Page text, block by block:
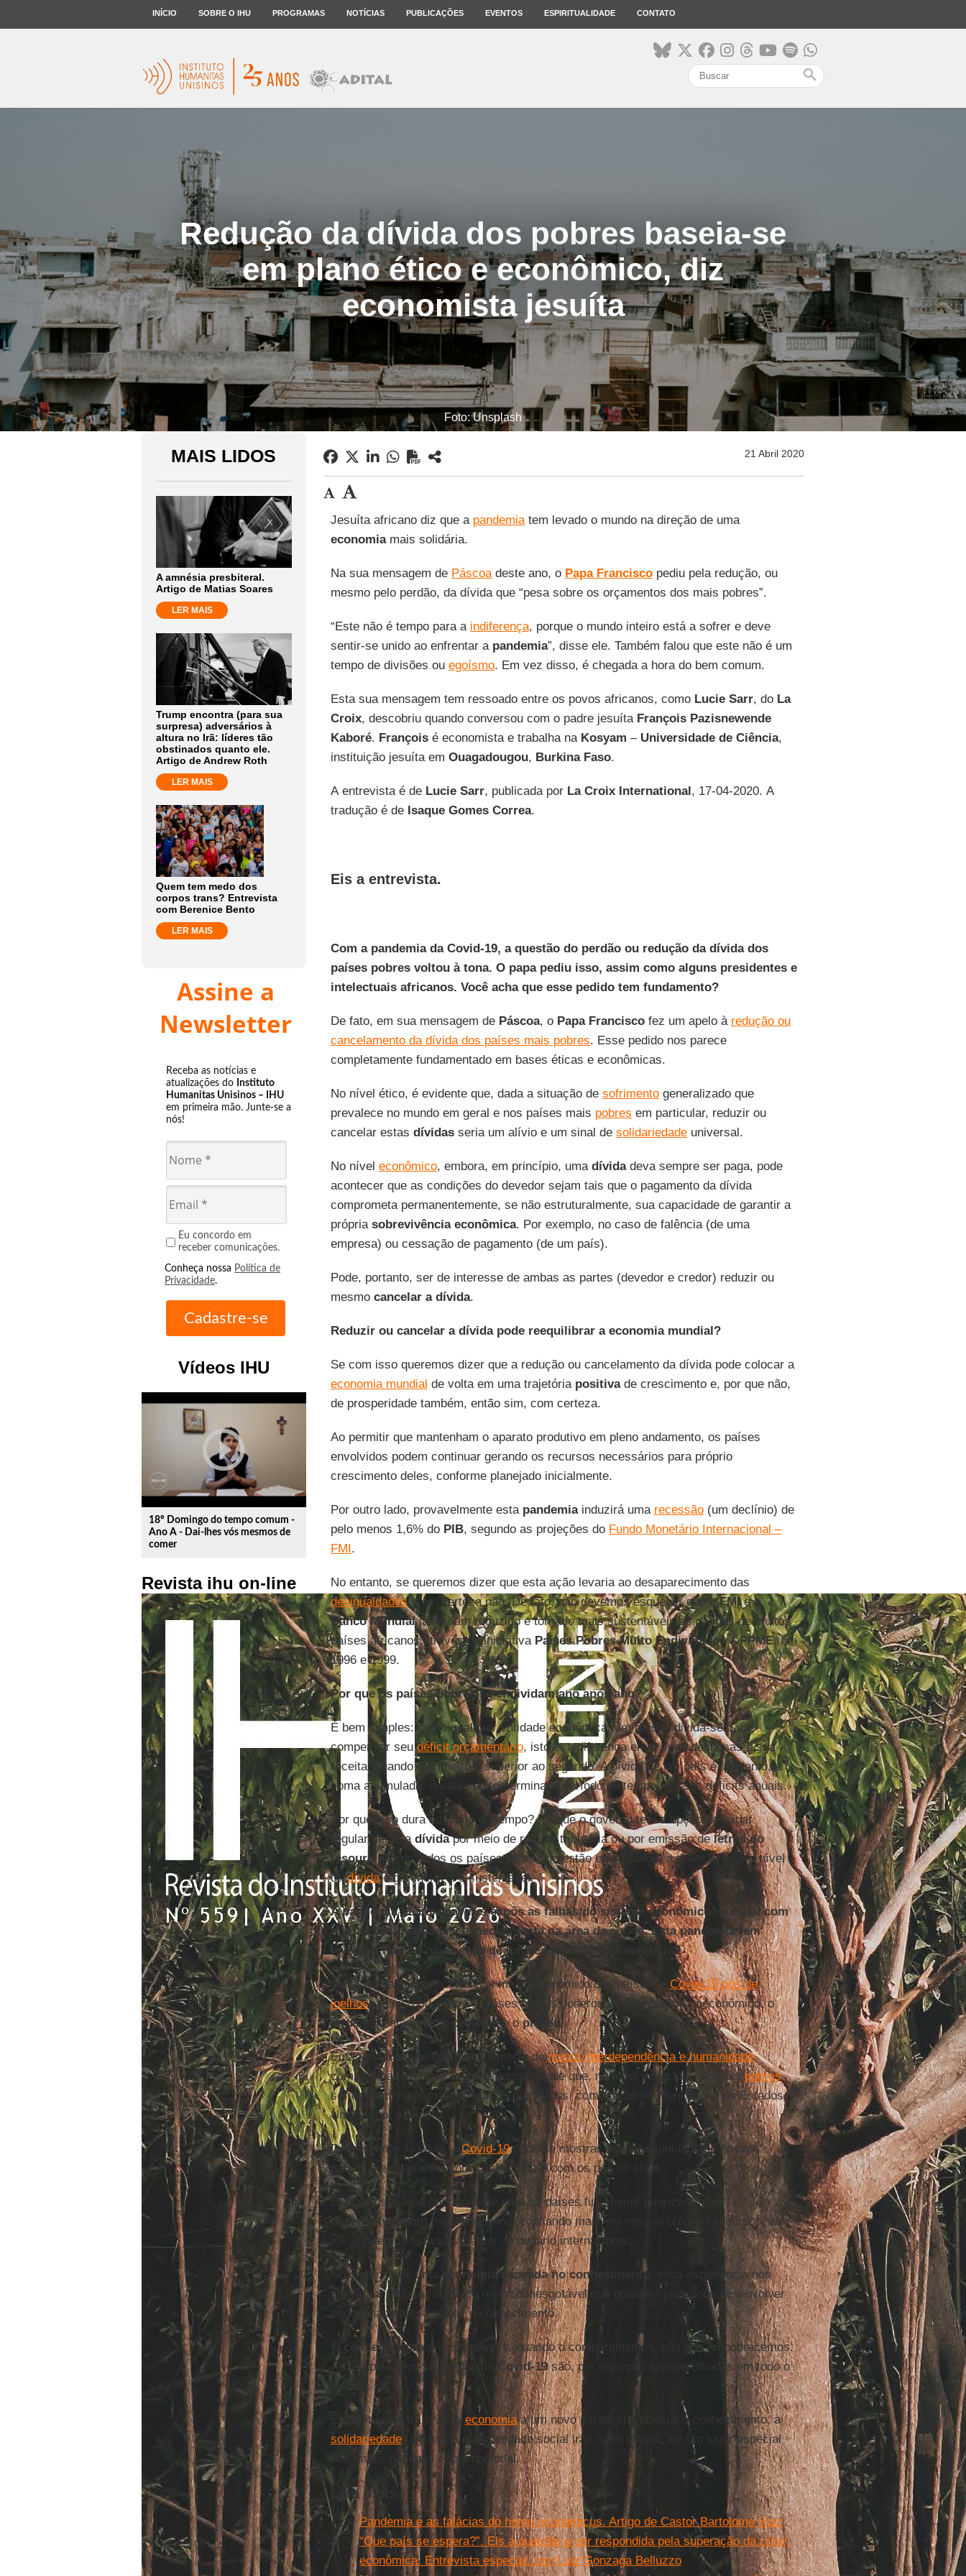
INÍCIO SOBRE O IHU PROGRAMAS NOTÍCIAS PUBLICAÇÕES EVENTOS ESPIRITUALIDADE CONTATO
search
Redução da dívida dos pobres baseia-se
em plano ético e econômico, diz
economista jesuíta
Foto: Unsplash
MAIS LIDOS
A amnésia presbiteral.
Artigo de Matias Soares
LER MAIS
Trump encontra (para sua
surpresa) adversários à
altura no Irã: líderes tão
obstinados quanto ele.
Artigo de Andrew Roth
LER MAIS
Quem tem medo dos
corpos trans? Entrevista
com Berenice Bento
LER MAIS
Assine a
Newsletter
Receba as notícias e
atualizações do Instituto
Humanitas Unisinos – IHU
em primeira mão. Junte-se a
nós!
Eu concordo em
receber comunicações.
Conheça nossa Política de
Privacidade.
Vídeos IHU
play_circle_outline
18º Domingo do tempo comum -
Ano A - Dai-lhes vós mesmos de
comer
Revista ihu on-line
21 Abril 2020
Jesuíta africano diz que a pandemiatem levado o mundo na direção de uma
economiamais solidária.
Na sua mensagem de Páscoadeste ano, o Papa Franciscopediu pela redução, ou
mesmo pelo perdão, da dívida que “pesa sobre os orçamentos dos mais pobres”.
“Este não é tempo para a indiferença, porque o mundo inteiro está a sofrer e deve
sentir-se unido ao enfrentar a pandemia”, disse ele. Também falou que este não é um
tempo de divisões ou egoísmo. Em vez disso, é chegada a hora do bem comum.
Esta sua mensagem tem ressoado entre os povos africanos, como Lucie Sarr, do La
Croix, descobriu quando conversou com o padre jesuíta François Pazisnewende
Kaboré. Françoisé economista e trabalha na Kosyam – Universidade de Ciência,
instituição jesuíta em Ouagadougou, Burkina Faso.
A entrevista é de Lucie Sarr, publicada por La Croix International, 17-04-2020. A
tradução é de Isaque Gomes Correa.
Eis a entrevista.
Com a pandemia da Covid-19, a questão do perdão ou redução da dívida dos
países pobres voltou à tona. O papa pediu isso, assim como alguns presidentes e
intelectuais africanos. Você acha que esse pedido tem fundamento?
De fato, em sua mensagem de Páscoa, o Papa Franciscofez um apelo à redução ou
cancelamento da dívida dos países mais pobres. Esse pedido nos parece
completamente fundamentado em bases éticas e econômicas.
No nível ético, é evidente que, dada a situação de sofrimentogeneralizado que
prevalece no mundo em geral e nos países mais pobres em particular, reduzir ou
cancelar estas dívidasseria um alívio e um sinal de solidariedadeuniversal.
No nível econômico, embora, em princípio, uma dívidadeva sempre ser paga, pode
acontecer que as condições do devedor sejam tais que o pagamento da dívida
comprometa permanentemente, se não estruturalmente, sua capacidade de garantir a
própria sobrevivência econômica. Por exemplo, no caso de falência (de uma
empresa) ou cessação de pagamento (de um país).
Pode, portanto, ser de interesse de ambas as partes (devedor e credor) reduzir ou
mesmo cancelar a dívida.
Reduzir ou cancelar a dívida pode reequilibrar a economia mundial?
Se com isso queremos dizer que a redução ou cancelamento da dívida pode colocar a
economia mundial de volta em uma trajetória positivade crescimento e, por que não,
de prosperidade também, então sim, com certeza.
Ao permitir que mantenham o aparato produtivo em pleno andamento, os países
envolvidos podem continuar gerando os recursos necessários para próprio
crescimento deles, conforme planejado inicialmente.
Por outro lado, provavelmente esta pandemiainduzirá uma recessão(um declínio) de
pelo menos 1,6% do PIB, segundo as projeções do Fundo Monetário Internacional –
FMI.
No entanto, se queremos dizer que esta ação levaria ao desaparecimento das
desigualdades, com certeza não. De fato, não devemos esquecer que oFMIe o
Banco Mundialjá haviam reduzido e tornado mais sustentáveis as dívidas de muitos
países africanos através da iniciativa Países Pobres Muito Endividados – PPME, em
1996 e 1999.
Por que os países pobres se endividam ano após ano?
É bem simples: como qualquer entidade econômica, um país endivida-se para
compensar seudéficit orçamentário, isto é, a diferença entre suas despesas e sua
receita, quando o primeiro é superior ao segundo. A dívida de um país é, portanto, a
soma acumulada, durante um determinado período de tempo, desses déficits anuais.
Por que isso dura ao longo do tempo? Porque o governo tem a opção de pagar
regularmente a dívidapor meio de receita tributária ou por emissão deletras do
tesouro. Como todos os países do mundo estão endividados, a questão é se o nível
dadívidaé gerenciável e sustentável.
A pandemia de coronavírus expôs as falhas do sistema econômico mundial com
muitas desigualdades, especialmente na área da saúde. Esta pandemia tem
levado o mundo na direção de uma economia mais solidária?
Muito provavelmente. No nível macroeconômico dos países, a Covid-19 pôs de
joelhospaíses poderosos e países menos poderosos. No nível microeconômico, o
vírusestá atacando o príncipee oplebeu.
Então, ovírusveio para nos lembrar denossa interdependência e humanidade
compartilhadas. No entanto, é bem verdade que, no nível individual, os maispobres
sofrem e morrem mais do que os mais ricos, como os afro-americanos nos Estados
Unidos, por exemplo.
Desse ponto de vista, aCovid-19pode se mostrar uma oportunidade se nossos
países a enfrentarem com criatividade e com os pés no chão.
Ela pode ser uma oportunidade para os países finalmente priorizarem um
desenvolvimento
mais endógeno, confiando mais em nossos próprios recursos, ao
mesmo tempo estando abertos ao cenário internacional.
No contexto de umaeconomia baseada no conhecimento
, essa experiência nos
convida a recorrer ao único recurso inesgotável que qualquer país pode desenvolver
endogenamente, a saber, o conhecimento.
conhecimentoé inesgotável e, quando o compartilhamos, não nos empobrecemos.
As terapias bem-sucedidas da Covid-19são, por exemplo, compartilhadas em todo o
mundo.
Esta situação irá levar a economiaa um novo paradigma no qual o conhecimento, a
solidariedade, a partilha e a igualdade social irão, sem dúvida, ter um lugar especial
nos níveis nacional e internacional.
Leia mais
Pandemia e as falácias do homo economicus. Artigo de Castor Bartolomé Ruiz
“Que país se espera?”. Eis a questão a ser respondida pela superação da crise
econômica. Entrevista especial com Luiz Gonzaga Belluzzo